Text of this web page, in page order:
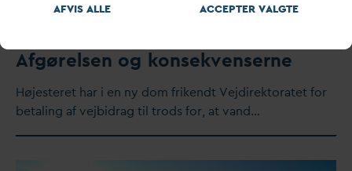
Afgørelsen og konsekvenserne
Højesteret har i en ny dom frikendt Vejdirektoratet for
betaling af vejbidrag til trods for, at vand…
AFVIS ALLE ACCEPTERVALGTE